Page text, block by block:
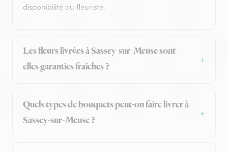
disponibilité du fleuriste.
Les fleurs livrées à Sassey-sur-Meuse sont-
elles garanties fraîches ?
Quels types de bouquets peut-on faire livrer à
Sassey-sur-Meuse ?